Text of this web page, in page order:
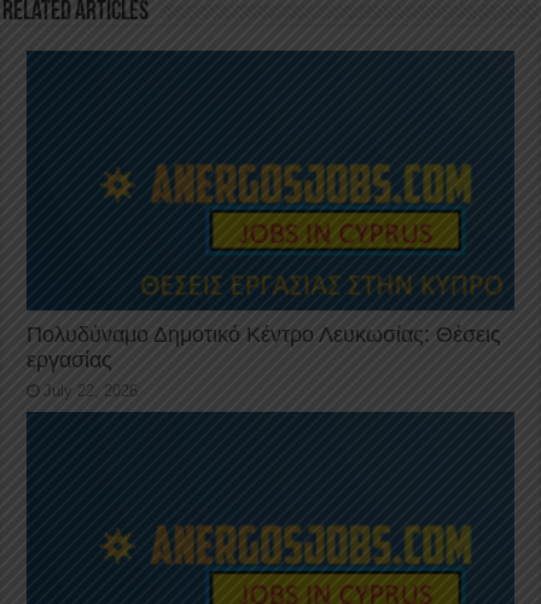
k
Related Articles
Πολυδύναμο Δημοτικό Κέντρο Λευκωσίας: Θέσεις
εργασίας
July 22, 2026